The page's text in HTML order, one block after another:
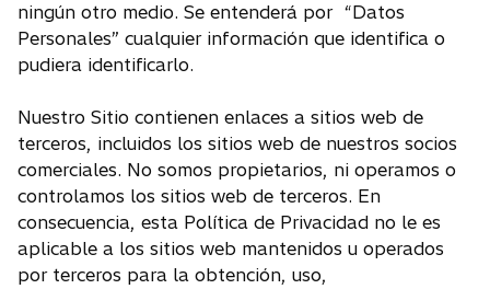
ningún otro medio. Se entenderá por “Datos
Personales” cualquier información que identifica o
pudiera identificarlo.
Nuestro Sitio contienen enlaces a sitios web de
terceros, incluidos los sitios web de nuestros socios
comerciales. No somos propietarios, ni operamos o
controlamos los sitios web de terceros. En
consecuencia, esta Política de Privacidad no le es
aplicable a los sitios web mantenidos u operados
por terceros para la obtención, uso,